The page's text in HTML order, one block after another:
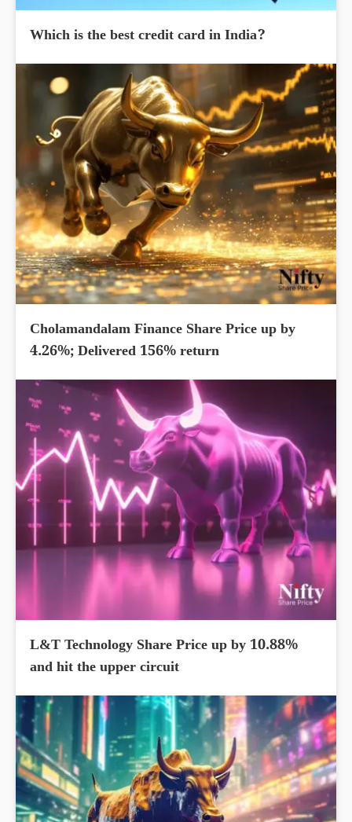
Which is the best credit card in India?
Cholamandalam Finance Share Price up by
4.26%; Delivered 156% return
L&T Technology Share Price up by 10.88%
and hit the upper circuit